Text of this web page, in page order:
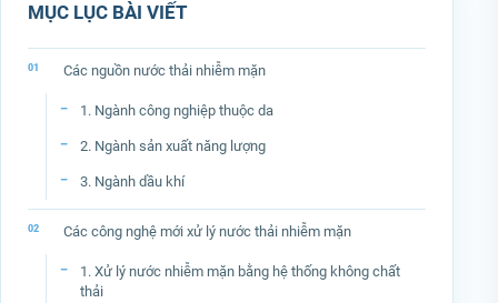
MỤC LỤC BÀI VIẾT
Các nguồn nước thải nhiễm mặn
1. Ngành công nghiệp thuộc da
2. Ngành sản xuất năng lượng
3. Ngành dầu khí
Các công nghệ mới xử lý nước thải nhiễm mặn
1. Xử lý nước nhiễm mặn bằng hệ thống không chất
thải